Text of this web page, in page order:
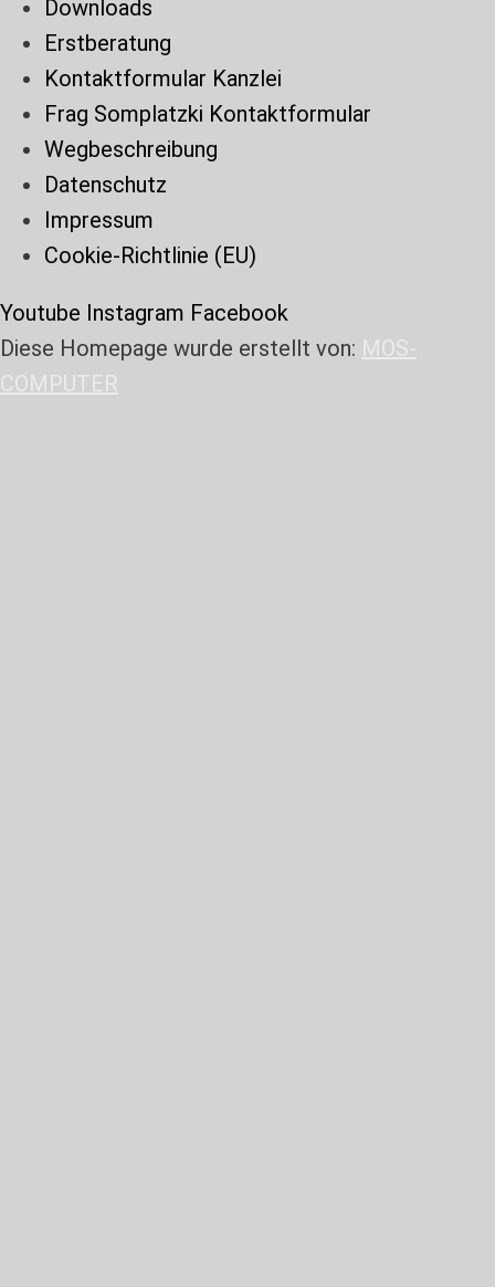
Downloads
Erstberatung
Kontaktformular Kanzlei
Frag Somplatzki Kontaktformular
Wegbeschreibung
Datenschutz
Impressum
Cookie-Richtlinie (EU)
Youtube Instagram Facebook
Diese Homepage wurde erstellt von: MOS-
COMPUTER